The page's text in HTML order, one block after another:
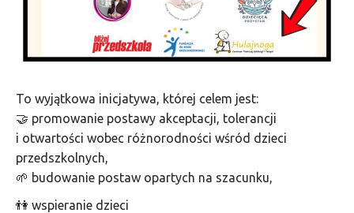
To wyjątkowa inicjatywa, której celem jest:
🤝 promowanie postawy akceptacji, tolerancji
i otwartości wobec różnorodności wśród dzieci
przedszkolnych,
🌱 budowanie postaw opartych na szacunku,
👫 wspieranie dzieci